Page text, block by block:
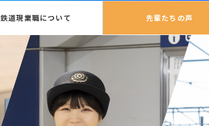
鉄道現業職について 先輩たちの声